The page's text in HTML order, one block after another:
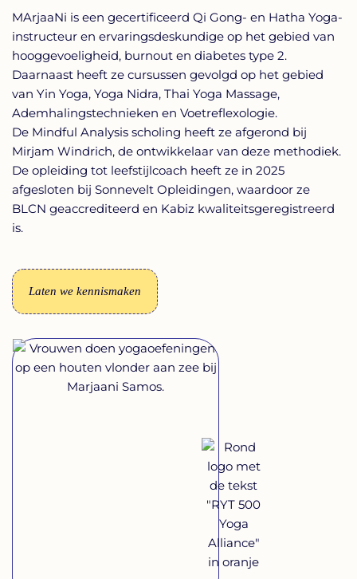
MArjaaNi is een gecertificeerd Qi Gong- en Hatha Yoga-
instructeur en ervaringsdeskundige op het gebied van
hooggevoeligheid, burnout en diabetes type 2.
Daarnaast heeft ze cursussen gevolgd op het gebied
van Yin Yoga, Yoga Nidra, Thai Yoga Massage,
Ademhalingstechnieken en Voetreflexologie.
De Mindful Analysis scholing heeft ze afgerond bij
Mirjam Windrich, de ontwikkelaar van deze methodiek.
De opleiding tot leefstijlcoach heeft ze in 2025
afgesloten bij Sonnevelt Opleidingen, waardoor ze
BLCN geaccrediteerd en Kabiz kwaliteitsgeregistreerd
is.
Laten we kennismaken